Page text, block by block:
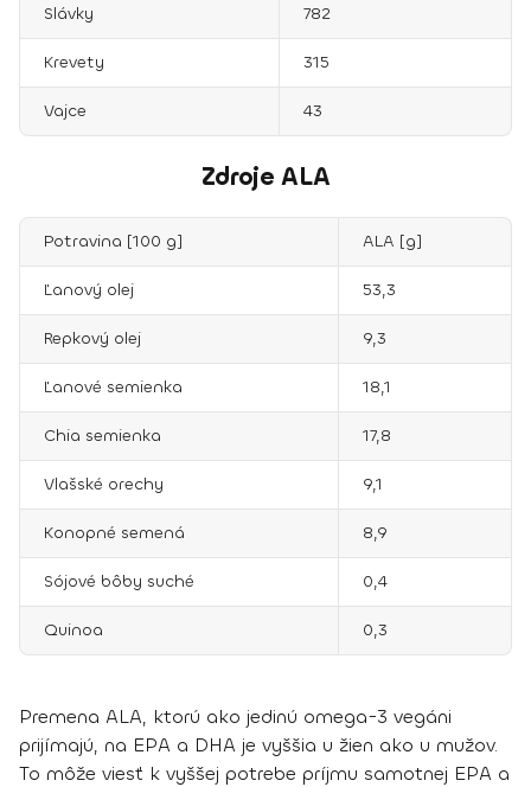
Slávky 782
Krevety 315
Vajce 43
Zdroje ALA
Potravina [100 g] ALA [g]
Ľanový olej 53,3
Repkový olej 9,3
Ľanové semienka 18,1
Chia semienka 17,8
Vlašské orechy 9,1
Konopné semená 8,9
Sójové bôby suché 0,4
Quinoa 0,3
Premena ALA, ktorú ako jedinú omega-3 vegáni
prijímajú, na EPA a DHA je vyššia u žien ako u mužov.
To môže viesť k vyššej potrebe príjmu samotnej EPA a